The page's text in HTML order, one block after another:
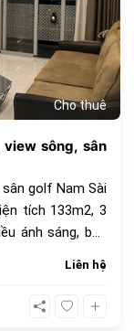
Cho thuê
view sông, sân
golf Nam Sài
tích 133m2, 3
ánh sáng, ban
hồ bơi riêng tại
Giá cho thuê 41
Liên hệ